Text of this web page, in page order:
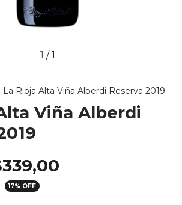
1 /1
La Rioja Alta Viña Alberdi Reserva 2019
Viña Alberdi
17% OFF